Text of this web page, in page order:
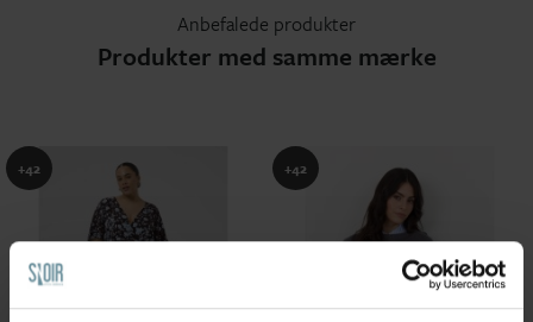
Anbefalede produkter
Produkter med samme mærke
+42 +42